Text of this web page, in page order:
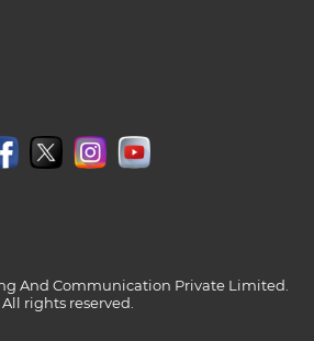
And Communication Private Limited.
All rights reserved.